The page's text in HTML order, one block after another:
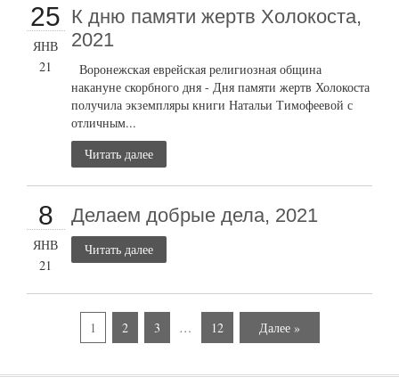
25
ЯНВ
21
К дню памяти жертв Холокоста,
2021
Воронежская еврейская религиозная община
накануне скорбного дня - Дня памяти жертв Холокоста
получила экземпляры книги Натальи Тимофеевой с
отличным...
Читать далее
8
ЯНВ
21
Делаем добрые дела, 2021
Читать далее
1 2 3 … 12 Далее »